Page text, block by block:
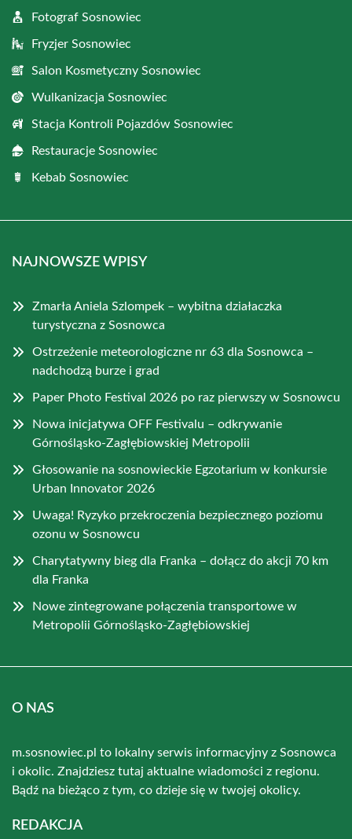
Fotograf Sosnowiec
Fryzjer Sosnowiec
Salon Kosmetyczny Sosnowiec
Wulkanizacja Sosnowiec
Stacja Kontroli Pojazdów Sosnowiec
Restauracje Sosnowiec
Kebab Sosnowiec
NAJNOWSZE WPISY
Zmarła Aniela Szlompek – wybitna działaczka
turystyczna z Sosnowca
Ostrzeżenie meteorologiczne nr 63 dla Sosnowca –
nadchodzą burze i grad
Paper Photo Festival 2026 po raz pierwszy w Sosnowcu
Nowa inicjatywa OFF Festivalu – odkrywanie
Górnośląsko-Zagłębiowskiej Metropolii
Głosowanie na sosnowieckie Egzotarium w konkursie
Urban Innovator 2026
Uwaga! Ryzyko przekroczenia bezpiecznego poziomu
ozonu w Sosnowcu
Charytatywny bieg dla Franka – dołącz do akcji 70 km
dla Franka
Nowe zintegrowane połączenia transportowe w
Metropolii Górnośląsko-Zagłębiowskiej
O NAS
m.sosnowiec.pl to lokalny serwis informacyjny z Sosnowca
i okolic. Znajdziesz tutaj aktualne wiadomości z regionu.
Bądź na bieżąco z tym, co dzieje się w twojej okolicy.
REDAKCJA